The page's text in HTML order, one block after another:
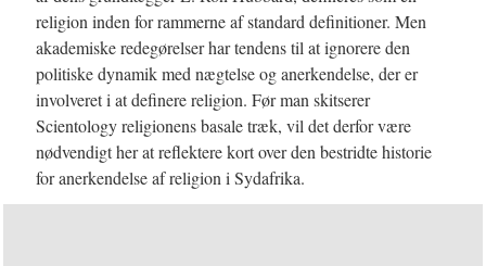
religion inden for rammerne af standard definitioner. Men
akademiske redegørelser har tendens til at ignorere den
politiske dynamik med nægtelse og anerkendelse, der er
involveret i at definere religion. Før man skitserer
Scientology religionens basale træk, vil det derfor være
nødvendigt her at reflektere kort over den bestridte historie
for anerkendelse af religion i Sydafrika.